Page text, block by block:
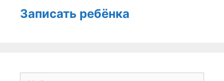
Записать ребёнка
Поиск: